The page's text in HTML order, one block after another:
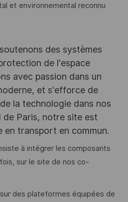
et environnemental reconnu
des systèmes
de l'espace
avec passion dans un
et s'efforce de
la technologie dans nos
de Paris, notre site est
en transport en commun.
à intégrer les composants
sur le site de nos co-
des plateformes équipées de